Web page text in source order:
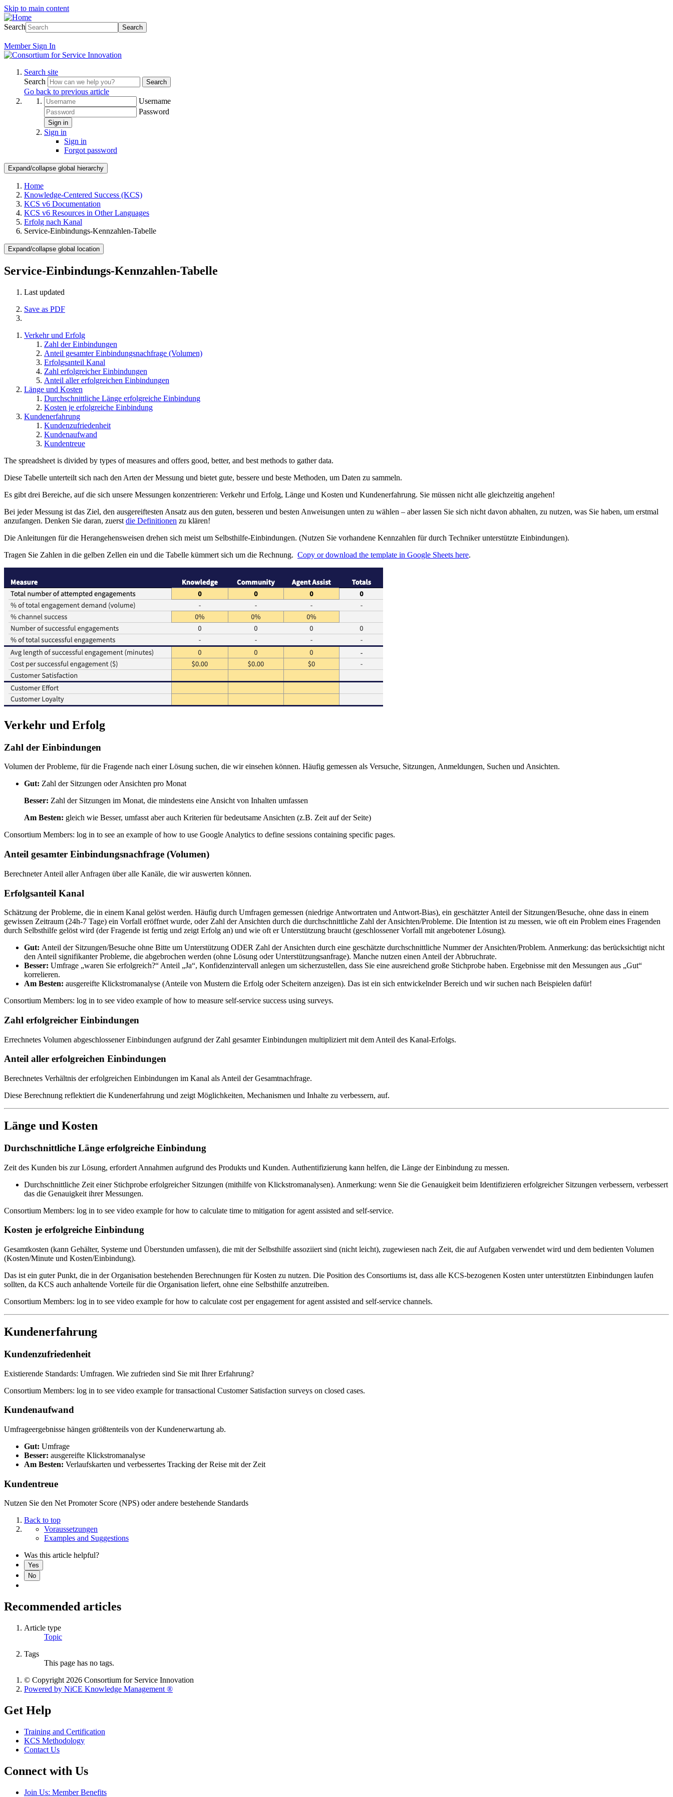
Skip to main content
Search Search
Member Sign In
Search site
Search
Search
Go back to previous article
Username
Password
Sign in
Sign in
Sign in
Forgot password
Expand/collapse global hierarchy
Home
Knowledge-Centered Success (KCS)
KCS v6 Documentation
KCS v6 Resources in Other Languages
Erfolg nach Kanal
Service-Einbindungs-Kennzahlen-Tabelle
Expand/collapse global location
Service-Einbindungs-Kennzahlen-Tabelle
Last updated
Save as PDF
Verkehr und Erfolg
Zahl der Einbindungen
Anteil gesamter Einbindungsnachfrage (Volumen)
Erfolgsanteil Kanal
Zahl erfolgreicher Einbindungen
Anteil aller erfolgreichen Einbindungen
Länge und Kosten
Durchschnittliche Länge erfolgreiche Einbindung
Kosten je erfolgreiche Einbindung
Kundenerfahrung
Kundenzufriedenheit
Kundenaufwand
Kundentreue
The spreadsheet is divided by types of measures and offers good, better, and best methods to gather data.
Diese Tabelle unterteilt sich nach den Arten der Messung und bietet gute, bessere und beste Methoden, um Daten zu sammeln.
Es gibt drei Bereiche, auf die sich unsere Messungen konzentrieren: Verkehr und Erfolg, Länge und Kosten und Kundenerfahrung. Sie müssen nicht alle gleichzeitig angehen!
Bei jeder Messung ist das Ziel, den ausgereiftesten Ansatz aus den guten, besseren und besten Anweisungen unten zu wählen – aber lassen Sie sich nicht davon abhalten, zu nutzen, was Sie haben, um erstmal
anzufangen. Denken Sie daran, zuerst die Definitionen zu klären!
Die Anleitungen für die Herangehensweisen drehen sich meist um Selbsthilfe-Einbindungen. (Nutzen Sie vorhandene Kennzahlen für durch Techniker unterstützte Einbindungen).
Tragen Sie Zahlen in die gelben Zellen ein und die Tabelle kümmert sich um die Rechnung. Copy or download the template in Google Sheets here.
Verkehr und Erfolg
Zahl der Einbindungen
Volumen der Probleme, für die Fragende nach einer Lösung suchen, die wir einsehen können. Häufig gemessen als Versuche, Sitzungen, Anmeldungen, Suchen und Ansichten.
Gut: Zahl der Sitzungen oder Ansichten pro Monat
Besser: Zahl der Sitzungen im Monat, die mindestens eine Ansicht von Inhalten umfassen
Am Besten: gleich wie Besser, umfasst aber auch Kriterien für bedeutsame Ansichten (z.B. Zeit auf der Seite)
Consortium Members: log in to see an example of how to use Google Analytics to define sessions containing specific pages.
Anteil gesamter Einbindungsnachfrage (Volumen)
Berechneter Anteil aller Anfragen über alle Kanäle, die wir auswerten können.
Erfolgsanteil Kanal
Schätzung der Probleme, die in einem Kanal gelöst werden. Häufig durch Umfragen gemessen (niedrige Antwortraten und Antwort-Bias), ein geschätzter Anteil der Sitzungen/Besuche, ohne dass in einem
gewissen Zeitraum (24h-7 Tage) ein Vorfall eröffnet wurde, oder Zahl der Ansichten durch die durchschnittliche Zahl der Ansichten/Probleme. Die Intention ist zu messen, wie oft ein Problem eines Fragenden
durch Selbsthilfe gelöst wird (der Fragende ist fertig und zeigt Erfolg an) und wie oft er Unterstützung braucht (geschlossener Vorfall mit angebotener Lösung).
Gut: Anteil der Sitzungen/Besuche ohne Bitte um Unterstützung ODER Zahl der Ansichten durch eine geschätzte durchschnittliche Nummer der Ansichten/Problem. Anmerkung: das berücksichtigt nicht
den Anteil signifikanter Probleme, die abgebrochen werden (ohne Lösung oder Unterstützungsanfrage). Manche nutzen einen Anteil der Abbruchrate.
Besser: Umfrage „waren Sie erfolgreich?“ Anteil „Ja“, Konfidenzintervall anlegen um sicherzustellen, dass Sie eine ausreichend große Stichprobe haben. Ergebnisse mit den Messungen aus „Gut“
korrelieren.
Am Besten: ausgereifte Klickstromanalyse (Anteile von Mustern die Erfolg oder Scheitern anzeigen). Das ist ein sich entwickelnder Bereich und wir suchen nach Beispielen dafür!
Consortium Members: log in to see video example of how to measure self-service success using surveys.
Zahl erfolgreicher Einbindungen
Errechnetes Volumen abgeschlossener Einbindungen aufgrund der Zahl gesamter Einbindungen multipliziert mit dem Anteil des Kanal-Erfolgs.
Anteil aller erfolgreichen Einbindungen
Berechnetes Verhältnis der erfolgreichen Einbindungen im Kanal als Anteil der Gesamtnachfrage.
Diese Berechnung reflektiert die Kundenerfahrung und zeigt Möglichkeiten, Mechanismen und Inhalte zu verbessern, auf.
Länge und Kosten
Durchschnittliche Länge erfolgreiche Einbindung
Zeit des Kunden bis zur Lösung, erfordert Annahmen aufgrund des Produkts und Kunden. Authentifizierung kann helfen, die Länge der Einbindung zu messen.
Durchschnittliche Zeit einer Stichprobe erfolgreicher Sitzungen (mithilfe von Klickstromanalysen). Anmerkung: wenn Sie die Genauigkeit beim Identifizieren erfolgreicher Sitzungen verbessern, verbessert
das die Genauigkeit ihrer Messungen.
Consortium Members: log in to see video example for how to calculate time to mitigation for agent assisted and self-service.
Kosten je erfolgreiche Einbindung
Gesamtkosten (kann Gehälter, Systeme und Überstunden umfassen), die mit der Selbsthilfe assoziiert sind (nicht leicht), zugewiesen nach Zeit, die auf Aufgaben verwendet wird und dem bedienten Volumen
(Kosten/Minute und Kosten/Einbindung).
Das ist ein guter Punkt, die in der Organisation bestehenden Berechnungen für Kosten zu nutzen. Die Position des Consortiums ist, dass alle KCS-bezogenen Kosten unter unterstützten Einbindungen laufen
sollten, da KCS auch anhaltende Vorteile für die Organisation liefert, ohne eine Selbsthilfe anzutreiben.
Consortium Members: log in to see video example for how to calculate cost per engagement for agent assisted and self-service channels.
Kundenerfahrung
Kundenzufriedenheit
Existierende Standards: Umfragen. Wie zufrieden sind Sie mit Ihrer Erfahrung?
Consortium Members: log in to see video example for transactional Customer Satisfaction surveys on closed cases.
Kundenaufwand
Umfrageergebnisse hängen größtenteils von der Kundenerwartung ab.
Gut: Umfrage
Besser: ausgereifte Klickstromanalyse
Am Besten: Verlaufskarten und verbessertes Tracking der Reise mit der Zeit
Kundentreue
Nutzen Sie den Net Promoter Score (NPS) oder andere bestehende Standards
Back to top
Voraussetzungen
Examples and Suggestions
Was this article helpful?
Yes
No
Recommended articles
Article type
Topic
Tags
This page has no tags.
© Copyright 2026 Consortium for Service Innovation
Powered by NiCE Knowledge Management ®
Get Help
Training and Certification
KCS Methodology
Contact Us
Connect with Us
Join Us: Member Benefits